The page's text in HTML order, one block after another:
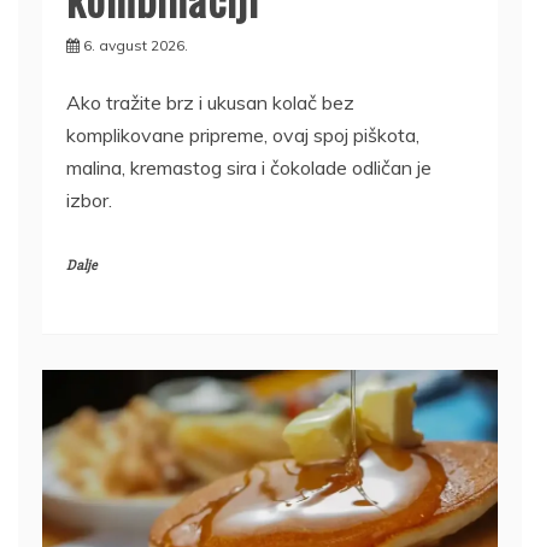
6. avgust 2026.
Ako tražite brz i ukusan kolač bez
komplikovane pripreme, ovaj spoj piškota,
malina, kremastog sira i čokolade odličan je
izbor.
Dalje